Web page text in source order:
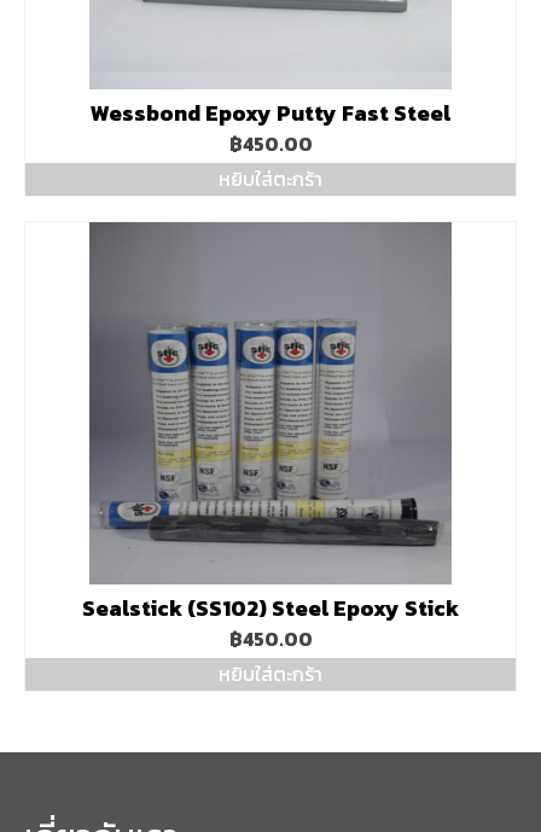
Wessbond Epoxy Putty Fast Steel
฿450.00
หยิบใส่ตะกร้า
Sealstick (SS102) Steel Epoxy Stick
฿450.00
หยิบใส่ตะกร้า